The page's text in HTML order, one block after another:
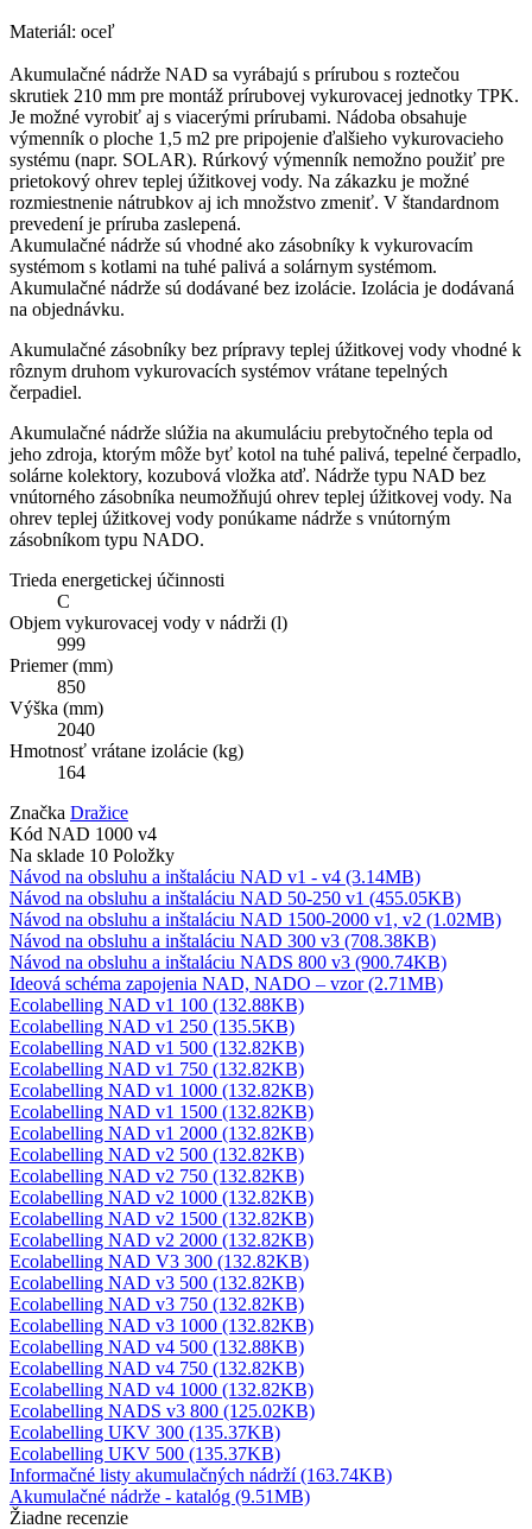
Materiál: oceľ
Akumulačné nádrže NAD sa vyrábajú s prírubou s roztečou
skrutiek 210 mm pre montáž prírubovej vykurovacej jednotky TPK.
Je možné vyrobiť aj s viacerými prírubami. Nádoba obsahuje
výmenník o ploche 1,5 m2 pre pripojenie ďalšieho vykurovacieho
systému (napr. SOLAR). Rúrkový výmenník nemožno použiť pre
prietokový ohrev teplej úžitkovej vody. Na zákazku je možné
rozmiestnenie nátrubkov aj ich množstvo zmeniť. V štandardnom
prevedení je príruba zaslepená.
Akumulačné nádrže sú vhodné ako zásobníky k vykurovacím
systémom s kotlami na tuhé palivá a solárnym systémom.
Akumulačné nádrže sú dodávané bez izolácie. Izolácia je dodávaná
na objednávku.
Akumulačné zásobníky bez prípravy teplej úžitkovej vody vhodné k
rôznym druhom vykurovacích systémov vrátane tepelných
čerpadiel.
Akumulačné nádrže slúžia na akumuláciu prebytočného tepla od
jeho zdroja, ktorým môže byť kotol na tuhé palivá, tepelné čerpadlo,
solárne kolektory, kozubová vložka atď. Nádrže typu NAD bez
vnútorného zásobníka neumožňujú ohrev teplej úžitkovej vody. Na
ohrev teplej úžitkovej vody ponúkame nádrže s vnútorným
zásobníkom typu NADO.
Trieda energetickej účinnosti
C
Objem vykurovacej vody v nádrži (l)
999
Priemer (mm)
850
Výška (mm)
2040
Hmotnosť vrátane izolácie (kg)
164
Značka Dražice
Kód NAD 1000 v4
Na sklade 10 Položky
Návod na obsluhu a inštaláciu NAD v1 - v4 (3.14MB)
Návod na obsluhu a inštaláciu NAD 50-250 v1 (455.05KB)
Návod na obsluhu a inštaláciu NAD 1500-2000 v1, v2 (1.02MB)
Návod na obsluhu a inštaláciu NAD 300 v3 (708.38KB)
Návod na obsluhu a inštaláciu NADS 800 v3 (900.74KB)
Ideová schéma zapojenia NAD, NADO – vzor (2.71MB)
Ecolabelling NAD v1 100 (132.88KB)
Ecolabelling NAD v1 250 (135.5KB)
Ecolabelling NAD v1 500 (132.82KB)
Ecolabelling NAD v1 750 (132.82KB)
Ecolabelling NAD v1 1000 (132.82KB)
Ecolabelling NAD v1 1500 (132.82KB)
Ecolabelling NAD v1 2000 (132.82KB)
Ecolabelling NAD v2 500 (132.82KB)
Ecolabelling NAD v2 750 (132.82KB)
Ecolabelling NAD v2 1000 (132.82KB)
Ecolabelling NAD v2 1500 (132.82KB)
Ecolabelling NAD v2 2000 (132.82KB)
Ecolabelling NAD V3 300 (132.82KB)
Ecolabelling NAD v3 500 (132.82KB)
Ecolabelling NAD v3 750 (132.82KB)
Ecolabelling NAD v3 1000 (132.82KB)
Ecolabelling NAD v4 500 (132.88KB)
Ecolabelling NAD v4 750 (132.82KB)
Ecolabelling NAD v4 1000 (132.82KB)
Ecolabelling NADS v3 800 (125.02KB)
Ecolabelling UKV 300 (135.37KB)
Ecolabelling UKV 500 (135.37KB)
Informačné listy akumulačných nádrží (163.74KB)
Akumulačné nádrže - katalóg (9.51MB)
Žiadne recenzie